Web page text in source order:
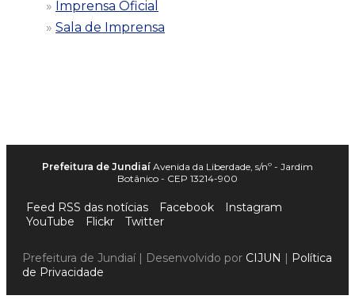
Imprensa Oficial
Sala de Imprensa
Prefeitura de Jundiaí Avenida da Liberdade, s/nº - Jardim
Botânico - CEP 13214-900
Feed RSS das notícias Facebook
Instagram
YouTube
Flickr Twitter
Prefeitura de Jundiaí | Desenvolvido por CIJUN | Política
de Privacidade